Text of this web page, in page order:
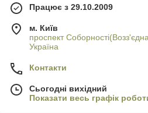
Працює з 29.10.2009
м. Київ
проспект
Україна
Контакти
Сьогодні вихідний
Показати весь графік